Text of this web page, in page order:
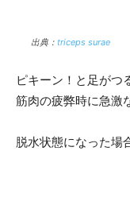
出典： triceps surae
ピキーン！と足がつ
筋肉の疲弊時に急激
脱水状態になった場